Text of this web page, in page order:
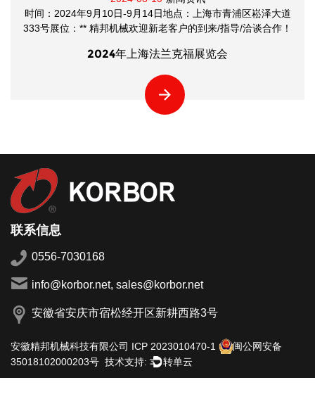
：上海市青浦区崧泽大道
的到来/指导/洽谈合作！
时间：2024年11月10日-11月12日
路1000号-广州保利世贸博览馆展位
联系信息
0556-7030168
info@korbor.net, sales@korbor.net
安徽省安庆市宿松经开区新耕西路3号
安徽精邦机械科技有限公司 ICP 2023010470-1
闽公网安备
35018102000203号 技术支持: 转单云